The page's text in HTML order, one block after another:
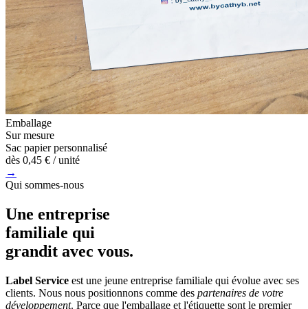
Emballage
Sur mesure
Sac papier personnalisé
dès 0,45 € / unité
→
Qui sommes-nous
Une entreprise
familiale qui
grandit avec vous.
Label Service est une jeune entreprise familiale qui évolue avec ses
clients. Nous nous positionnons comme des partenaires de votre
développement. Parce que l'emballage et l'étiquette sont le premier